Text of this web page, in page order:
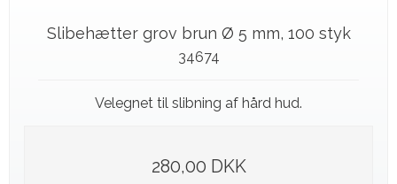
Slibehætter grov brun Ø 5 mm, 100 styk
34674
Velegnet til slibning af hård hud.
280,00 DKK